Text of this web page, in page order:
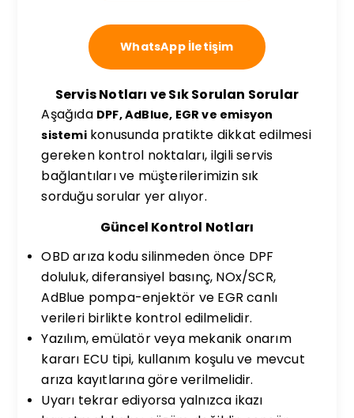
WhatsApp İletişim
Servis Notları ve Sık Sorulan Sorular
Aşağıda DPF, AdBlue, EGR ve emisyon
sistemikonusunda pratikte dikkat edilmesi
gereken kontrol noktaları, ilgili servis
bağlantıları ve müşterilerimizin sık
sorduğu sorular yer alıyor.
Güncel Kontrol Notları
OBD arıza kodu silinmeden önce DPF
doluluk, diferansiyel basınç, NOx/SCR,
AdBlue pompa-enjektör ve EGR canlı
verileri birlikte kontrol edilmelidir.
Yazılım, emülatör veya mekanik onarım
kararı ECU tipi, kullanım koşulu ve mevcut
arıza kayıtlarına göre verilmelidir.
Uyarı tekrar ediyorsa yalnızca ikazı